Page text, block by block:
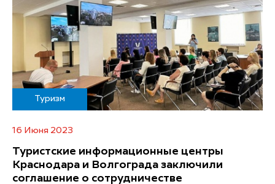
Туризм
16 Июня 2023
Туристские информационные центры
Краснодара и Волгограда заключили
соглашение о сотрудничестве